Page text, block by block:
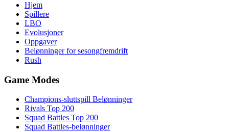
Hjem
Spillere
LBO
Evolusjoner
Oppgaver
Belønninger for sesongfremdrift
Rush
Game Modes
Champions-sluttspill Belønninger
Rivals Top 200
Squad Battles Top 200
Squad Battles-belønninger